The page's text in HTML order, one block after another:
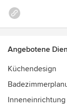
Angebotene
Küchendesign
Inneneinrichtung